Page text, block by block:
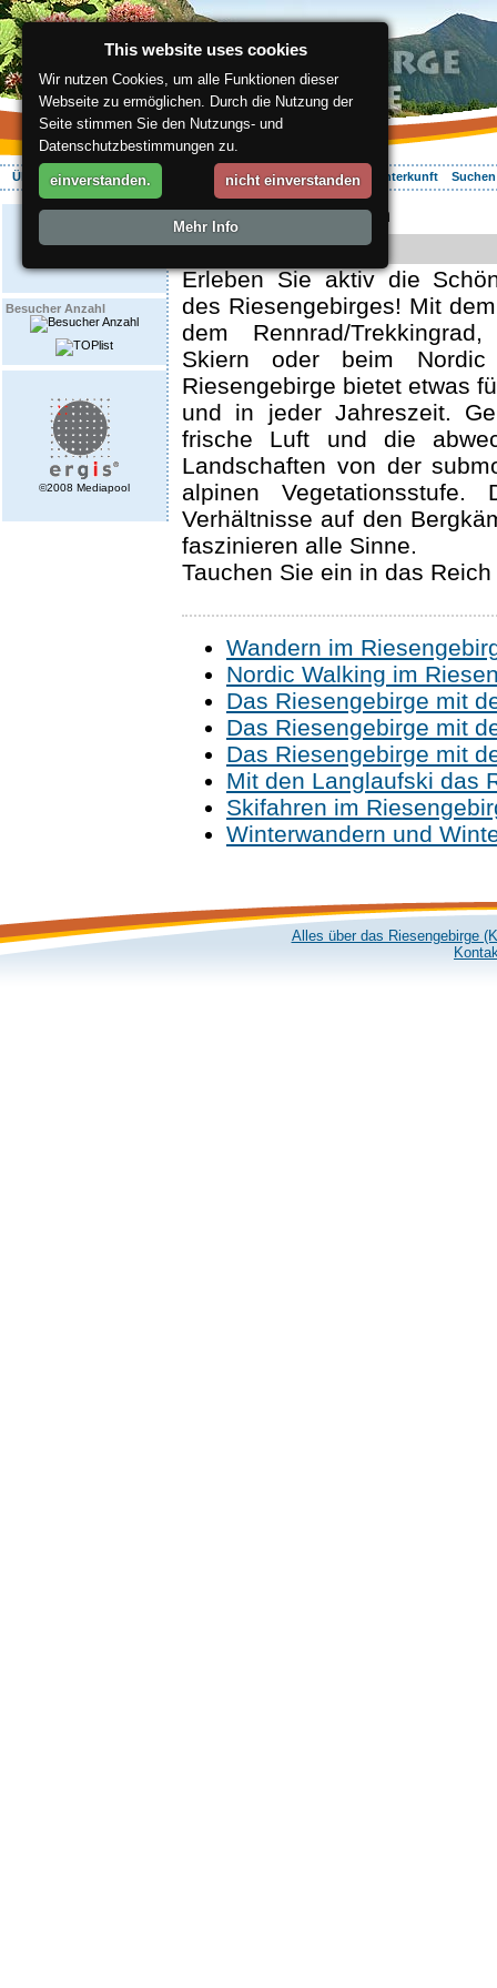
Über die Region Aktiv Erleben Entspannung Ihr Urlaub Unterkunft
Besucher Anzahl
©2008 Mediapool
ergis.cz> Aktiv Erleben
Aktiv erleben
Erleben Sie aktiv die
des Riesengebirges! Mit
dem Rennrad/
Skiern oder beim Nordic
Riesengebirge bietet etwas
und in jeder Jahreszeit.
frische Luft und die
Landschaften von der
alpinen Vegetationsstufe.
Verhältnisse auf den
faszinieren alle Sinne.
Tauchen Sie ein in das
Wandern im
Nordic Walking im
Das Riesengebirge mit
Das Riesengebirge mit
Das Riesengebirge mit
Mit den Langlaufski das
Skifahren im
Winterwandern und
Alles über das Riesengebirge
This website uses cookies
Wir nutzen Cookies, um alle Funktionen dieser
Webseite zu ermöglichen. Durch die Nutzung der
Seite stimmen Sie den Nutzungs- und
Datenschutzbestimmungen zu.
einverstanden. nicht einverstanden
Mehr Info